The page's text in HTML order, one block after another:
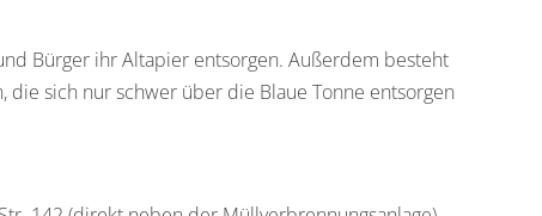
Bürger ihr Altapier entsorgen. Außerdem besteht
sich nur schwer über die Blaue Tonne entsorgen